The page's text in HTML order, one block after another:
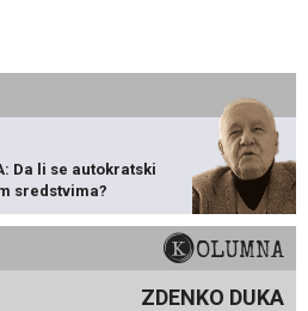
Da li se autokratski
sredstvima?
KOLUMNA
ZDENKO DUKA